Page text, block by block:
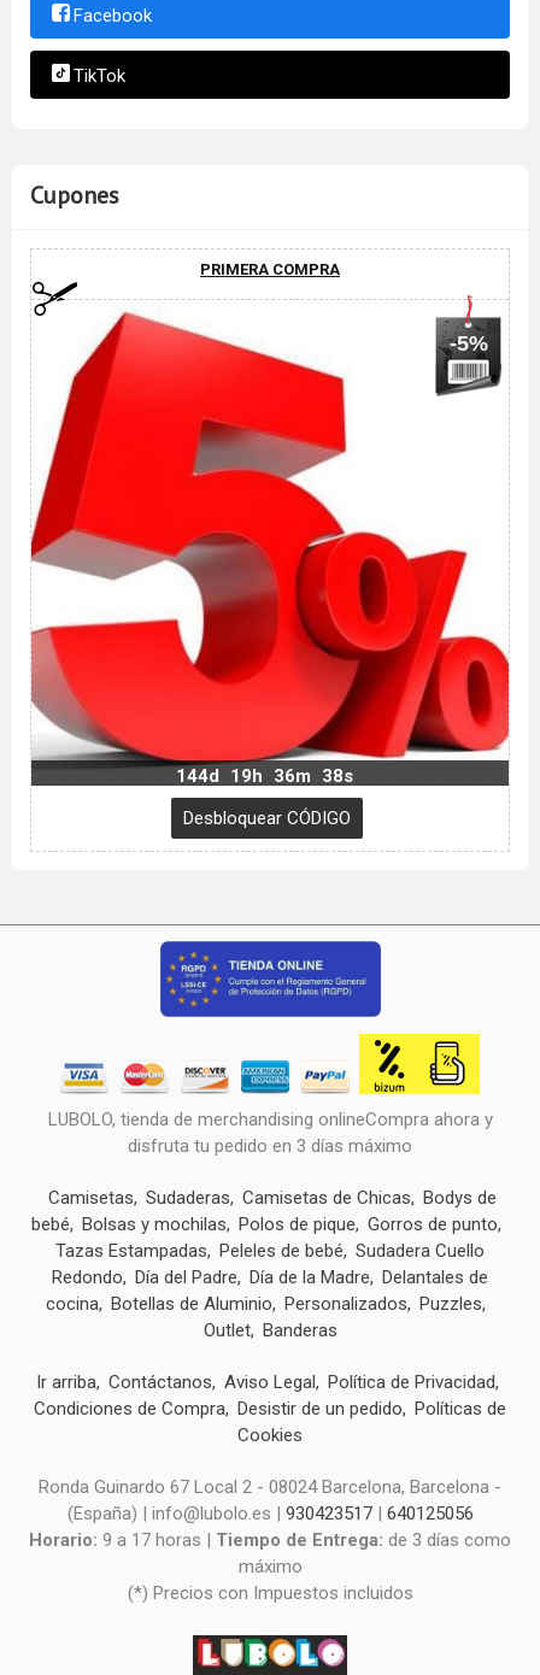
Facebook
TikTok
Cupones
PRIMERA COMPRA
-5%
144d 19h 36m 37s
LUBOLO, tienda de merchandising onlineCompra ahora y
disfruta tu pedido en 3 días máximo
Camisetas Sudaderas Camisetas de Chicas
Bodys de
bebé
Bolsas y mochilas Polos de pique
Gorros de punto
Tazas Estampadas
Peleles de bebé
Sudadera Cuello
Redondo
Día del Padre Día de la Madre
Delantales de
cocina Botellas de Aluminio Personalizados
Puzzles
Outlet Banderas
Ir arriba Contáctanos Aviso Legal
Política de Privacidad
Condiciones de Compra Desistir de un pedido
Políticas de
Cookies
Ronda Guinardo 67 Local 2 - 08024 Barcelona, Barcelona -
(España) | info@lubolo.es | 930423517| 640125056
Horario: 9 a 17 horas | Tiempo de Entrega: de 3 días como
máximo
(*) Precios con Impuestos incluidos